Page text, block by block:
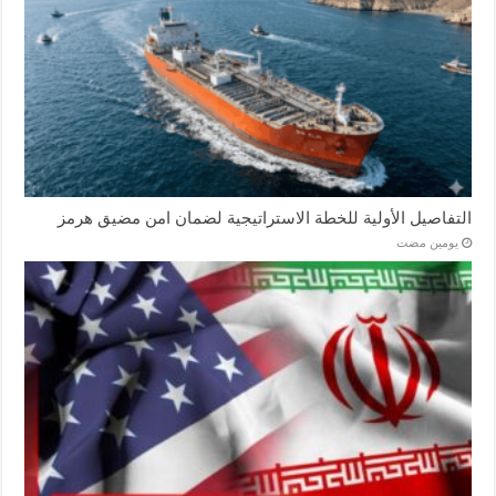
التفاصيل الأولية للخطة الاستراتيجية لضمان امن مضيق هرمز
‏يومين مضت